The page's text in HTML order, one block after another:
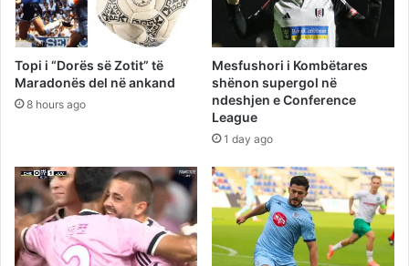
Topi i “Dorës së Zotit” të
Maradonës del në ankand
8 hours ago
Mesfushori i Kombëtares
shënon supergol në
ndeshjen e Conference
League
1 day ago